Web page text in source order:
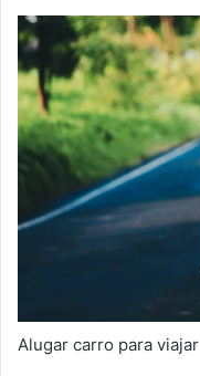
Alugar carro para viajar